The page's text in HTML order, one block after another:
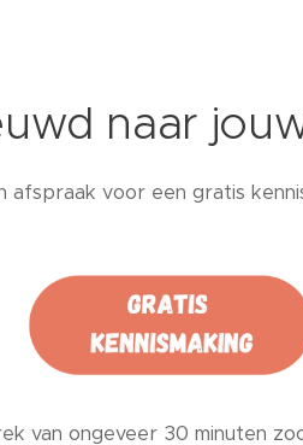
naar
afspraak voor een gratis
van ongeveer 30 minuten